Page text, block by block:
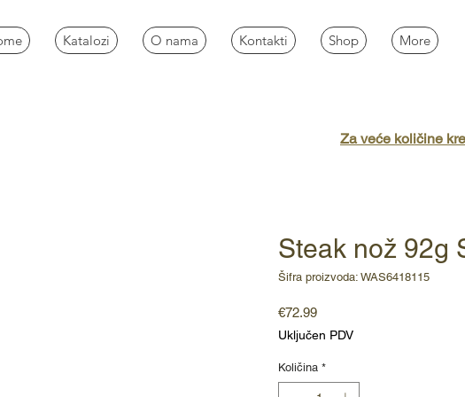
Katalozi O nama Kontakti Shop More
Steak nož 92g
Šifra proizvoda: WAS6418115
€72.99Cijena
Uključen PDV
Količina *
Za veće količine